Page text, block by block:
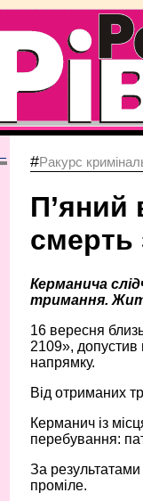
#Ракурс
П’яний
смерть
Керманича
тримання.
16 вересня
2109», допустив
напрямку.
Від отриманих
Керманич із
перебування:
За
проміле.